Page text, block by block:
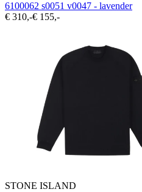
6100062 s0051 v0047 - lavender
€ 310,-€ 155,-
STONE ISLAND